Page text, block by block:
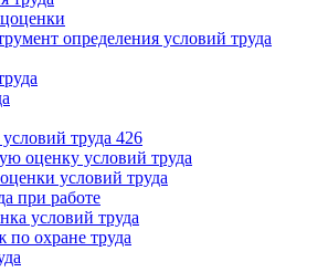
определения условий труда
труда 426
оценку условий труда
условий труда
при работе
условий труда
охране труда